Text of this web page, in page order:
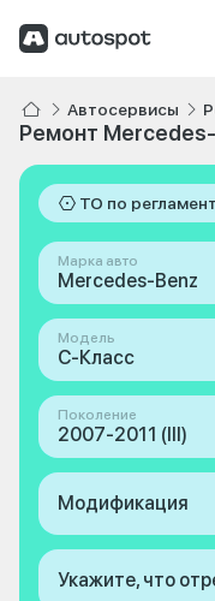
Автосервисы
Ремонт
ТО по
Марка авто
Mercedes-Benz
Модель
C-Класс
Поколение
2007-2011 (III)
Модификация
Укажите, что